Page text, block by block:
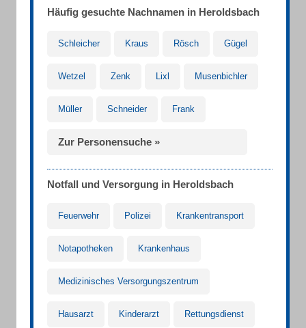
Häufig gesuchte Nachnamen in Heroldsbach
Schleicher Kraus Rösch Gügel
Wetzel Zenk Lixl Musenbichler
Müller Schneider Frank
Zur Personensuche »
Notfall und Versorgung in Heroldsbach
Feuerwehr Polizei Krankentransport
Notapotheken Krankenhaus
Medizinisches Versorgungszentrum
Hausarzt Kinderarzt Rettungsdienst